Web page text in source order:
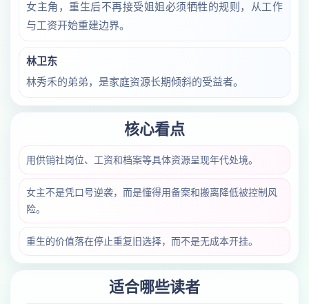
女主角，重生后不再接受姐姐必须牺牲的规则，从工作
与工资开始重建边界。
林卫东
林秀禾的弟弟，是家庭资源长期倾斜的受益者。
核心看点
用供销社岗位、工资和档案等具体资源呈现年代处境。
女主不是凭口号逆袭，而是懂得用备案和搬离降低被控制风
险。
重生的价值落在停止重复旧选择，而不是无成本开挂。
适合哪些读者